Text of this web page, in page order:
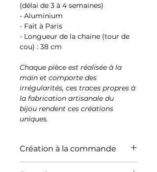
(délai de 3 à 4 semaines)
- Aluminium
- Fait à Paris
- Longueur de la chaine (tour de
cou) : 38 cm
Chaque pièce est réalisée à la
main et comporte des
irrégularités, ces traces propres à
la fabrication artisanale du
bijou rendent ces créations
uniques.
Création à la commande